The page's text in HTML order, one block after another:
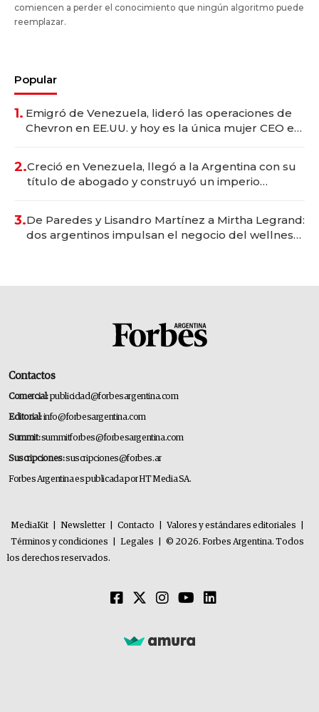
comiencen a perder el conocimiento que ningún algoritmo puede
reemplazar.
Popular
1. Emigró de Venezuela, lideró las operaciones de
Chevron en EE.UU. y hoy es la única mujer CEO en
2.Creció en Venezuela, llegó a la Argentina con su
título de abogado y construyó un imperio
3.De Paredes y Lisandro Martínez a Mirtha Legrand:
dos argentinos impulsan el negocio del wellness
Contactos
Comercial:publicidad@forbesargentina.com
Editorial:info@forbesargentina.com
Summit:summitforbes@forbesargentina.com
Suscripciones:suscripciones@forbes.ar
Forbes Argentina es publicada por HT Media SA.
MediaKit Newsletter Contacto Valores y estándares editoriales
Términos y condiciones
Legales
© 2026. Forbes Argentina. Todos
los derechos reservados.